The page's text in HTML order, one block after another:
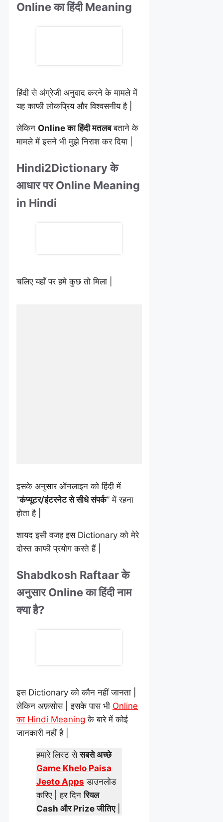
Online का हिंदी Meaning
हिंदी से अंग्रेजी अनुवाद करने के मामले में
यह काफी लोकप्रिय और विश्वसनीय है |
लेकिन Online का हिंदी मतलबबताने के
मामले में इसने भी मुझे निराश कर दिया |
Hindi2Dictionary के
आधार पर Online Meaning
in Hindi
चलिए यहाँ पर हमे कुछ तो मिला |
इसके अनुसार ऑनलाइन को हिंदी में
“कंप्यूटर/इंटरनेट से सीधे संपर्क” में रहना
होता है |
शायद इसी वजह इस Dictionary को मेरे
दोस्त काफी प्रयोग करते हैं |
Shabdkosh Raftaar के
अनुसार Online का हिंदी नाम
क्या है?
इस Dictionary को कौन नहीं जानता |
लेकिन अफ़सोस | इसके पास भी Online
का Hindi Meaning के बारे में कोई
जानकारी नहीं है |
हमारे लिस्ट सेसबसे अच्छे
Game Khelo Paisa
Jeeto Apps डाउनलोड
करिए | हर दिनरियल
Cash और Prize जीतिए|